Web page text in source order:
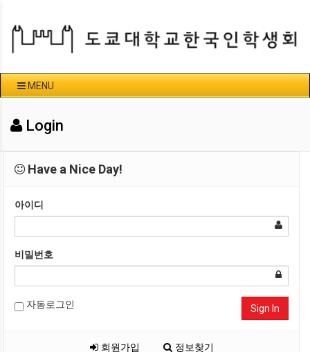
MENU
Login
Have a Nice Day!
아이디
비밀번호
자동로그인 Sign In
회원가입 정보찾기